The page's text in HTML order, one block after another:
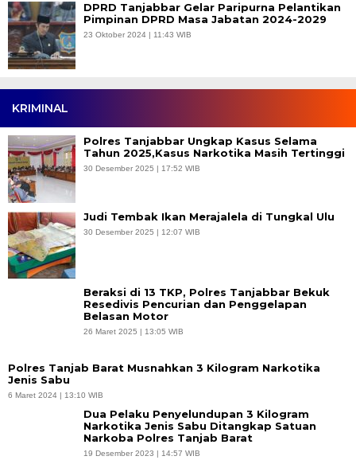
DPRD Tanjabbar Gelar Paripurna Pelantikan
Pimpinan DPRD Masa Jabatan 2024-2029
23 Oktober 2024 | 11:43 WIB
KRIMINAL
Polres Tanjabbar Ungkap Kasus Selama
Tahun 2025,Kasus Narkotika Masih Tertinggi
30 Desember 2025 | 17:52 WIB
Judi Tembak Ikan Merajalela di Tungkal Ulu
30 Desember 2025 | 12:07 WIB
Beraksi di 13 TKP, Polres Tanjabbar Bekuk
Resedivis Pencurian dan Penggelapan
Belasan Motor
26 Maret 2025 | 13:05 WIB
Polres Tanjab Barat Musnahkan 3 Kilogram Narkotika
Jenis Sabu
6 Maret 2024 | 13:10 WIB
Dua Pelaku Penyelundupan 3 Kilogram
Narkotika Jenis Sabu Ditangkap Satuan
Narkoba Polres Tanjab Barat
19 Desember 2023 | 14:57 WIB